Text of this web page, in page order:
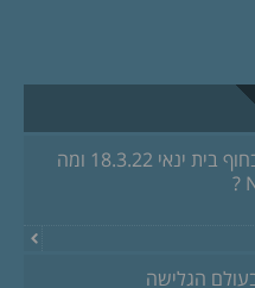
ארוע ניקיון בחוף בית ינאי 18.3.22 ומה
הגלישה